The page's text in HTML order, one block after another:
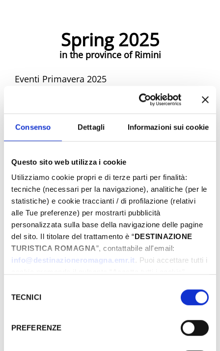
Consenso Dettagli Informazioni sui cookie
Questo sito web utilizza i cookie
Utilizziamo cookie propri e di terze parti per finalità:
tecniche (necessari per la navigazione), analitiche (per le
statistiche) e cookie traccianti / di profilazione (relativi
alle Tue preferenze) per mostrarti pubblicità
personalizzata sulla base della navigazione delle pagine
del sito. Il titolare del trattamento è “DESTINAZIONE
TURISTICA ROMAGNA”, contattabile all'email:
info@destinazioneromagna.emr.it. Puoi accettare tutti i
gestire le tue preferenze facendo clic su “Personalizza”.
Qualora acconsenti a tutti i cookie i Tuoi dati potranno
attualmente non fornisce garanzie idonee per il
delTECNICI
PREFERENZE
Spring 2025
in the province of Rimini
Eventi Primavera 2025
Spring Riviera Rimini Events
To
City
Types